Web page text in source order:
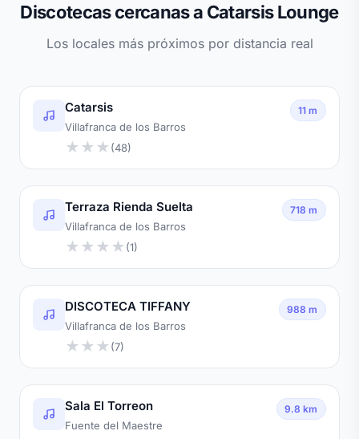
Discotecas cercanas a Catarsis Lounge
Los locales más próximos por distancia real
Catarsis
Villafranca de los Barros
★ ★ ★ (48)
11 m
Terraza Rienda Suelta
Villafranca de los Barros
★ ★ ★ ★ (1)
718 m
DISCOTECA TIFFANY
Villafranca de los Barros
★ ★ ★ (7)
988 m
Sala El Torreon
Fuente del Maestre
9.8 km